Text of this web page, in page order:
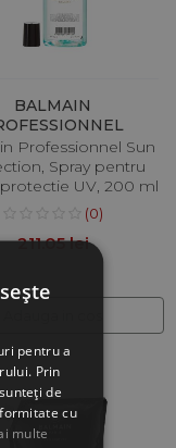
BALMAIN
Professionnel Sun
Spray pentru
UV, 200 ml
(0)
211.05 lei
pentru a
Prin
de
cu
multe